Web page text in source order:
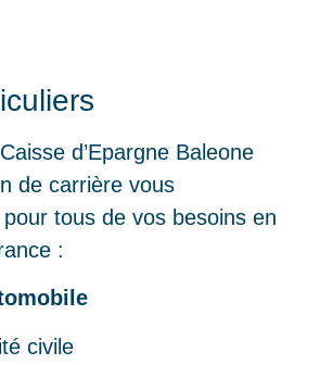
d’Epargne Baleone
de carrière vous
tous de vos besoins en
:
civile